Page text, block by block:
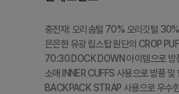
충전재: 오리솜털 70% 오리깃털 30%
은은한 유광 립스탑 원단의 CROP
70:30 DOCK DOWN 아이템으로 방
소매 INNER CUFFS 사용으로 방풍 및
BACKPACK STRAP 사용으로 우수